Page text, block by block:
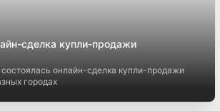
сделка купли-продажи
онлайн-сделка купли-продажи
городах